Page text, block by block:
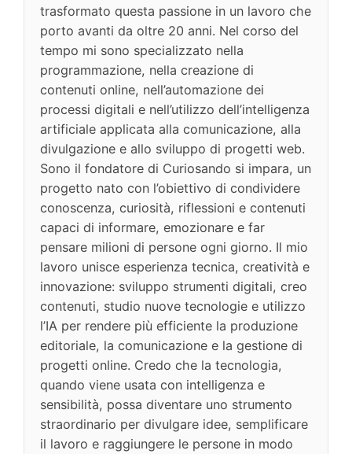
trasformato questa passione in un lavoro che
porto avanti da oltre 20 anni. Nel corso del
tempo mi sono specializzato nella
programmazione, nella creazione di
contenuti online, nell’automazione dei
processi digitali e nell’utilizzo dell’intelligenza
artificiale applicata alla comunicazione, alla
divulgazione e allo sviluppo di progetti web.
Sono il fondatore di Curiosando si impara, un
progetto nato con l’obiettivo di condividere
conoscenza, curiosità, riflessioni e contenuti
capaci di informare, emozionare e far
pensare milioni di persone ogni giorno. Il mio
lavoro unisce esperienza tecnica, creatività e
innovazione: sviluppo strumenti digitali, creo
contenuti, studio nuove tecnologie e utilizzo
l’IA per rendere più efficiente la produzione
editoriale, la comunicazione e la gestione di
progetti online. Credo che la tecnologia,
quando viene usata con intelligenza e
sensibilità, possa diventare uno strumento
straordinario per divulgare idee, semplificare
il lavoro e raggiungere le persone in modo